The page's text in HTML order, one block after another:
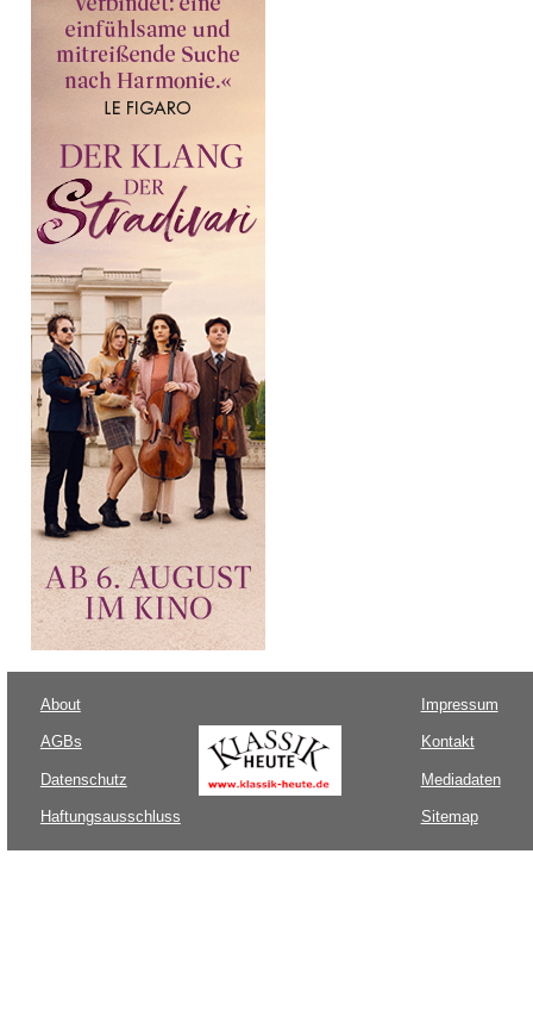
About
AGBs
Datenschutz
Haftungsausschluss
Impressum
Kontakt
Mediadaten
Sitemap